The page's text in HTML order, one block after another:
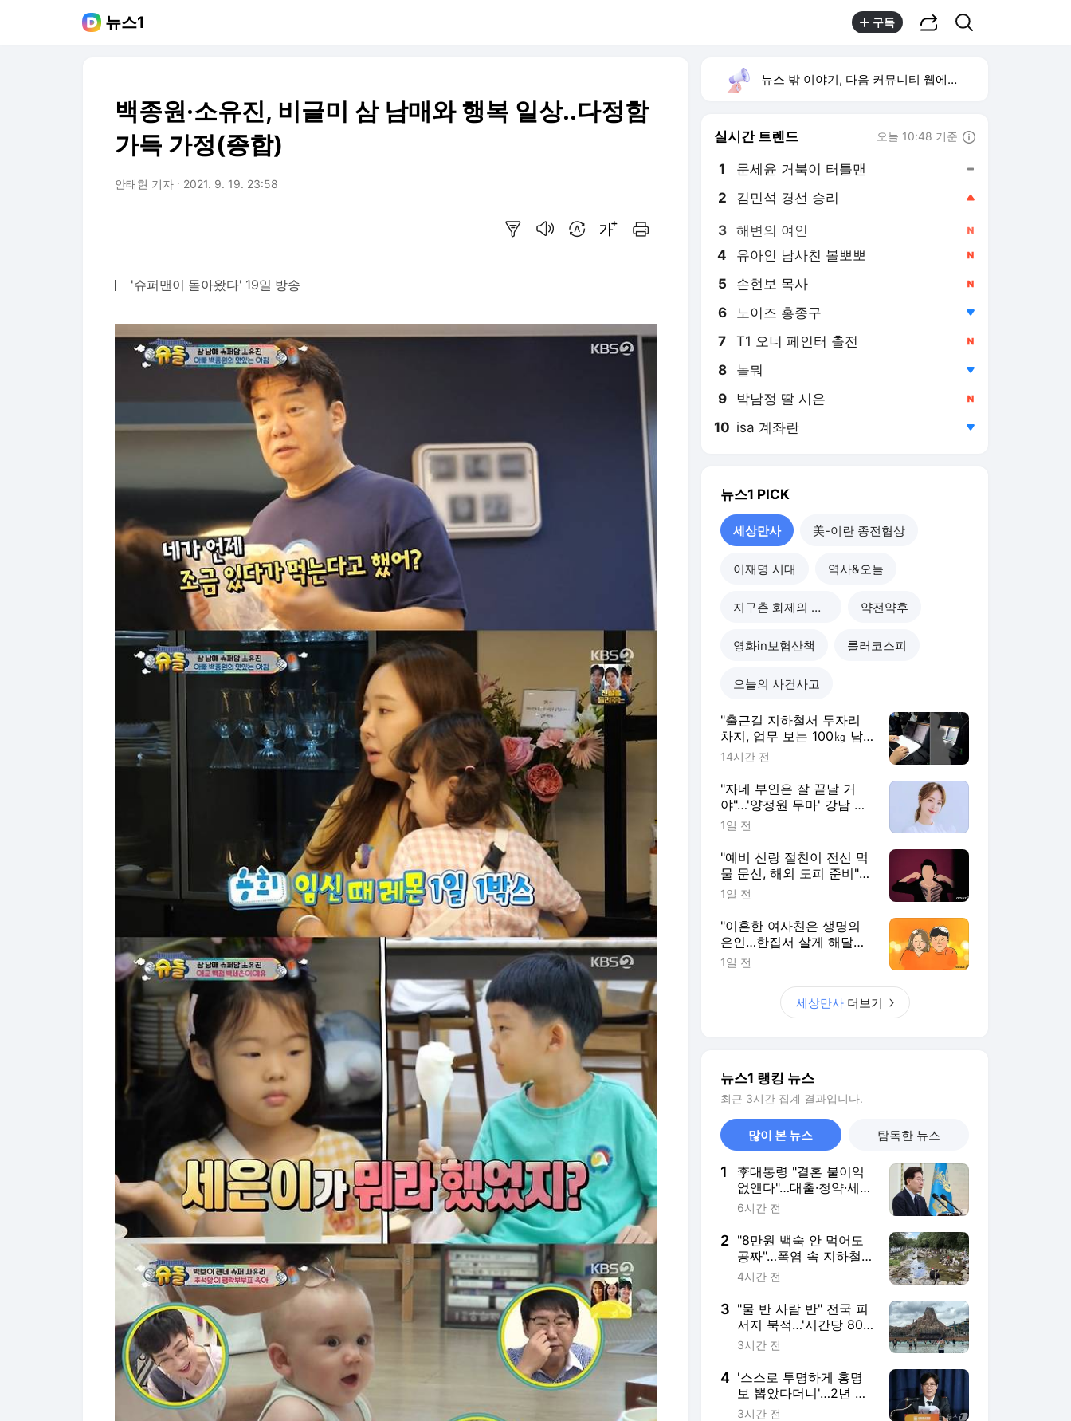
뉴스1 구독
백종원·소유진, 비글미 삼 남매와 행복 일상..다정함
가득 가정(종합)
안태현 기자 2021. 9. 19. 23:58
'슈퍼맨이 돌아왔다' 19일 방송
뉴스 밖 이야기, 다음 커뮤니티 웹에서 보기
실시간 트렌드 오늘 10:48 기준
1 문세윤 거북이 터틀맨
2 김민석 경선 승리
3 해변의 여인
4 유아인 남사친 볼뽀뽀
5 손현보 목사
6 노이즈 홍종구
7 T1 오너 페인터 출전
8 놀뭐
9 박남정 딸 시은
10 isa 계좌란
뉴스1 PICK
세상만사 美-이란 종전협상
이재명 시대 역사&오늘
지구촌 화제의 뉴스 약전약후
영화in보험산책 롤러코스피
오늘의 사건사고
"출근길 지하철서 두자리
차지, 업무 보는 100㎏ 남
성…부딪히면 신경질"
14시간 전
"자네 부인은 잘 끝날 거
야"…'양정원 무마' 강남 경
찰, 다른 돈도 받은 정황
1일 전
"예비 신랑 절친이 전신 먹
물 문신, 해외 도피 준비"…
예비 신부 '혼란'
1일 전
"이혼한 여사친은 생명의
은인…한집서 살게 해달라"
남편 요구에 '절망'
1일 전
세상만사 더보기
뉴스1 랭킹 뉴스
최근 3시간 집계 결과입니다.
많이 본 뉴스 탐독한 뉴스
1
李대통령 "결혼 불이익
없앤다"…대출·청약·세제
22개 과제 점검
6시간 전
2 "8만원 백숙 안 먹어도
공짜"…폭염 속 지하철
타고 가는 '역세권 계곡'
4시간 전
3 "물 반 사람 반" 전국 피
서지 북적…'시간당 80
㎜' 강원 영동은 입수 금
3시간 전
4 '스스로 투명하게 홍명
보 뽑았다더니'…2년 만
에 말 바꾼 이임생
3시간 전